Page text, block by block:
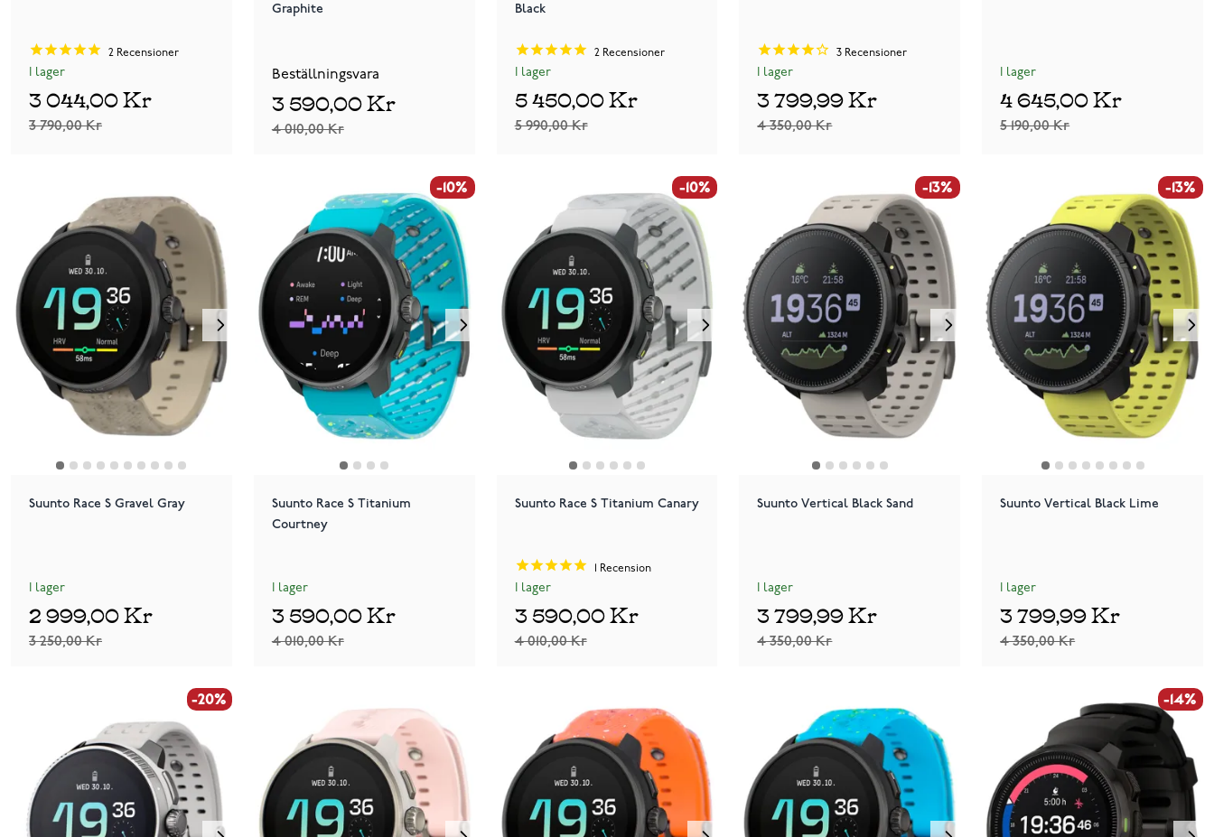
2 Recensioner
I lager
3 790,00 Kr
3 044,00 Kr
Graphite
Beställningsvara
4 010,00 Kr
3 590,00 Kr
Black
2Recensioner
I lager
5 990,00 Kr
5 450,00 Kr
3 Recensioner
I lager
4 350,00 Kr
3 799,99 Kr
I lager
5 190,00 Kr
4 645,00 Kr
Suunto Race S Gravel Gray
I lager
3 250,00 Kr
2 999,00 Kr
-10%
Suunto Race S Titanium
Courtney
I lager
4 010,00 Kr
3 590,00 Kr
-10%
Suunto Race S Titanium Canary
Recension
I lager
4 010,00 Kr
3 590,00 Kr
-13%
Suunto Vertical Black Sand
I lager
4 350,00 Kr
3 799,99 Kr
-13%
Suunto Vertical Black Lime
I lager
4 350,00 Kr
3 799,99 Kr
-20% -14%